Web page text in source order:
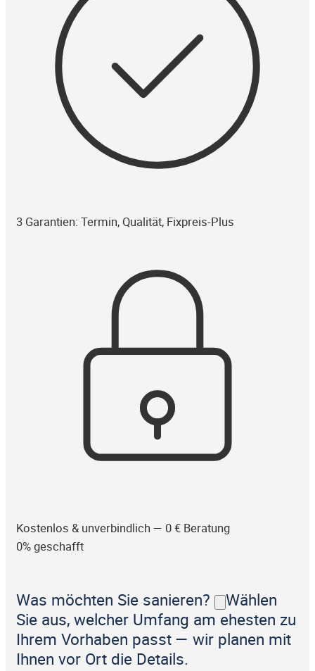
3 Garantien: Termin, Qualität, Fixpreis-Plus
Kostenlos & unverbindlich — 0 € Beratung
0% geschafft
Was möchten Sie sanieren?
Wählen
Sie aus, welcher Umfang am ehesten zu
Ihrem Vorhaben passt — wir planen mit
Ihnen vor Ort die Details.